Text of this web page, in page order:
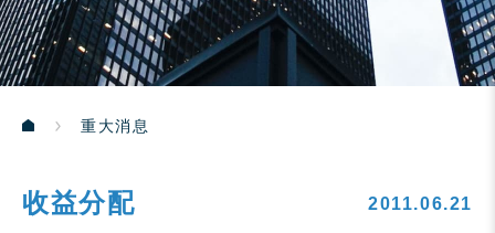
重大消息
收益分配 2011.06.21